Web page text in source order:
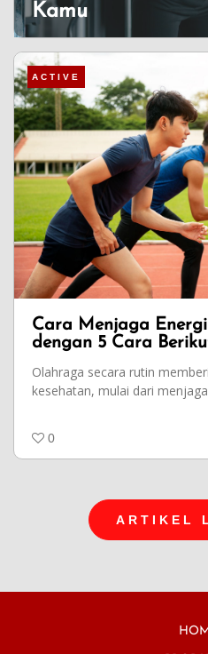
Kamu
ACTIVE
Cara Menjaga
dengan 5 Cara
Olahraga secara rutin
kesehatan, mulai dari
0
ARTIKEL